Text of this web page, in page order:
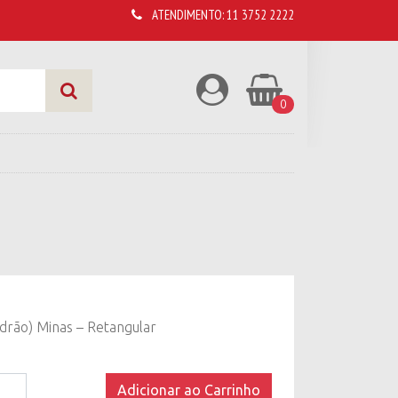
ATENDIMENTO:11 3752 2222
0
Minas – Retangular
Adicionar ao Carrinho